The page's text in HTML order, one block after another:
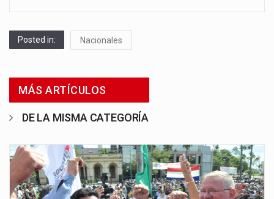
Posted in: Nacionales
MÁS ARTÍCULOS
DE LA MISMA CATEGORÍA